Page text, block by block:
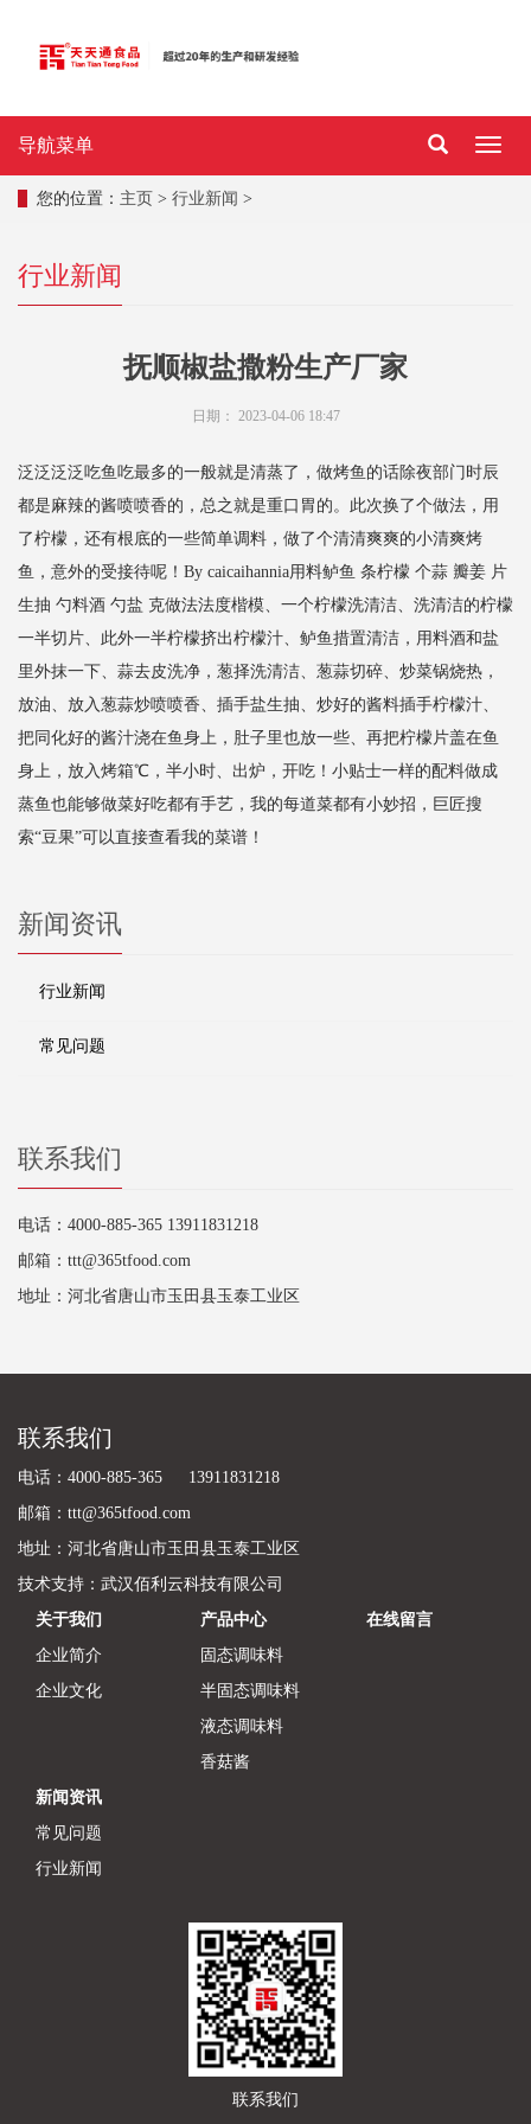
导
导航菜单
您的位置： 主页 > 行业新闻 >
行业新闻
抚顺椒盐撒粉生产厂家
日期： 2023-04-06 18:47
泛泛泛泛吃鱼吃最多的一般就是清蒸了，做烤鱼的话除夜部门时辰
都是麻辣的酱喷喷香的，总之就是重口胃的。此次换了个做法，用
了柠檬，还有根底的一些简单调料，做了个清清爽爽的小清爽烤
鱼，意外的受接待呢！By caicaihannia用料鲈鱼 条柠檬 个蒜 瓣姜 片
生抽 勺料酒 勺盐 克做法法度楷模、一个柠檬洗清洁、洗清洁的柠檬
一半切片、此外一半柠檬挤出柠檬汁、鲈鱼措置清洁，用料酒和盐
里外抹一下、蒜去皮洗净，葱择洗清洁、葱蒜切碎、炒菜锅烧热，
放油、放入葱蒜炒喷喷香、插手盐生抽、炒好的酱料插手柠檬汁、
把同化好的酱汁浇在鱼身上，肚子里也放一些、再把柠檬片盖在鱼
身上，放入烤箱℃，半小时、出炉，开吃！小贴士一样的配料做成
蒸鱼也能够做菜好吃都有手艺，我的每道菜都有小妙招，巨匠搜
索“豆果”可以直接查看我的菜谱！
新闻资讯
行业新闻
常见问题
联系我们
电话：4000-885-365 13911831218
邮箱：ttt@365tfood.com
地址：河北省唐山市玉田县玉泰工业区
联系我们
电话：4000-885-365 13911831218
邮箱：ttt@365tfood.com
地址：河北省唐山市玉田县玉泰工业区
技术支持： 武汉佰利云科技有限公司
关于我们
企业简介
企业文化
产品中心
固态调味料
半固态调味料
液态调味料
香菇酱
在线留言
新闻资讯
常见问题
行业新闻
联系我们